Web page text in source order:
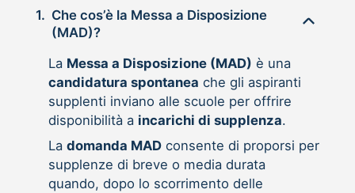
1. Che cos’è la Messa a Disposizione
(MAD)?
La Messa a Disposizione (MAD) è una
candidatura spontanea che gli aspiranti
supplenti inviano alle scuole per offrire
disponibilità a incarichi di supplenza.
La domanda MADconsente di proporsi per
supplenze di breve o media durata
quando, dopo lo scorrimento delle